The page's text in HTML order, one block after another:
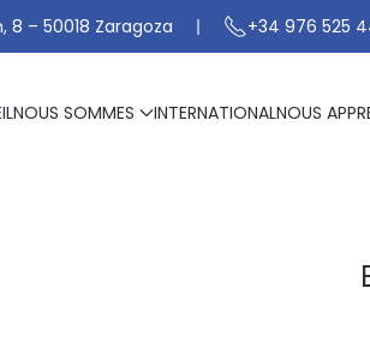
8 – 50018 Zaragoza +34 976 525
NOUS SOMMES INTERNATIONALNOUS